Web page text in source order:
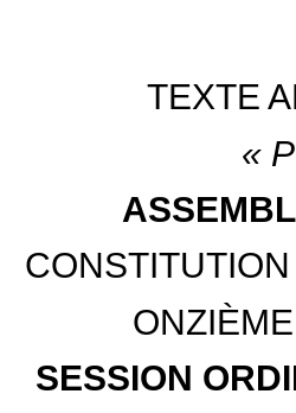
TEXTE
«
SESSION